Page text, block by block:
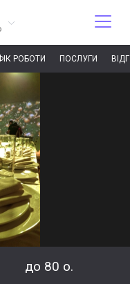
РОБОТИ ПОСЛУГИ
до 80 о.